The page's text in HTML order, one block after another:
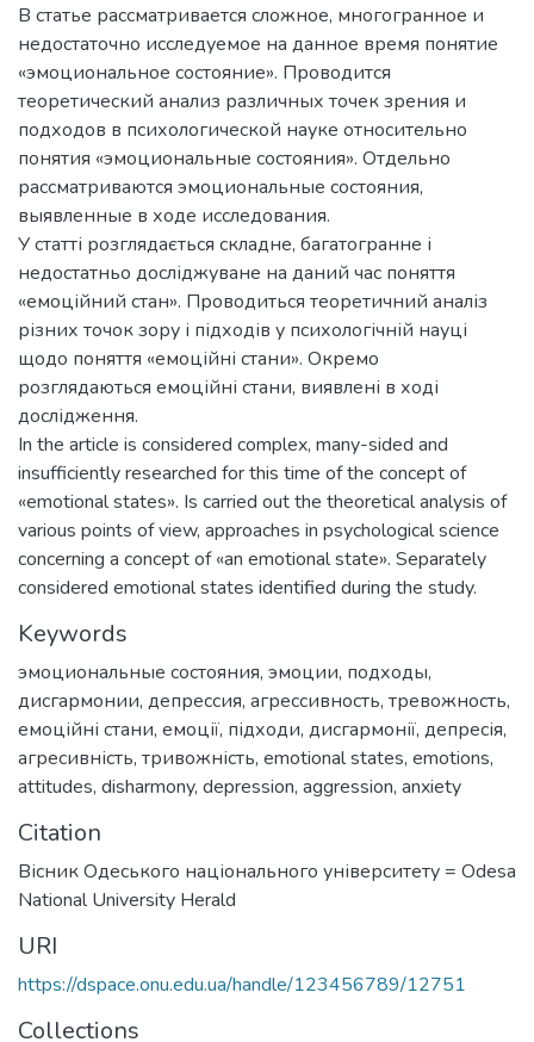
В статье рассматривается сложное, многогранное и
недостаточно исследуемое на данное время понятие
«эмоциональное состояние». Проводится
теоретический анализ различных точек зрения и
подходов в психологической науке относительно
понятия «эмоциональные состояния». Отдельно
рассматриваются эмоциональные состояния,
выявленные в ходе исследования.
У статті розглядається складне, багатогранне і
недостатньо досліджуване на даний час поняття
«емоційний стан». Проводиться теоретичний аналіз
різних точок зору і підходів у психологічній науці
щодо поняття «емоційні стани». Окремо
розглядаються емоційні стани, виявлені в ході
дослідження.
In the article is considered complex, many-sided and
insufficiently researched for this time of the concept of
«emotional states». Is carried out the theoretical analysis of
various points of view, approaches in psychological science
concerning a concept of «an emotional state». Separately
considered emotional states identified during the study.
Keywords
эмоциональные состояния, эмоции, подходы,
дисгармонии, депрессия, агрессивность, тревожность,
емоційні стани, емоції, підходи, дисгармонії, депресія,
агресивність, тривожність, emotional states, emotions,
attitudes, disharmony, depression, aggression, anxiety
Citation
Вісник Одеського національного університету = Odesa
National University Herald
URI
https://dspace.onu.edu.ua/handle/123456789/12751
Collections